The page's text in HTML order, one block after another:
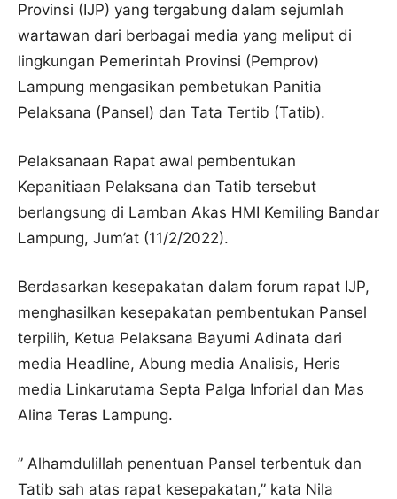
Provinsi (IJP) yang tergabung dalam sejumlah
wartawan dari berbagai media yang meliput di
lingkungan Pemerintah Provinsi (Pemprov)
Lampung mengasikan pembetukan Panitia
Pelaksana (Pansel) dan Tata Tertib (Tatib).
Pelaksanaan Rapat awal pembentukan
Kepanitiaan Pelaksana dan Tatib tersebut
berlangsung di Lamban Akas HMI Kemiling Bandar
Lampung, Jum’at (11/2/2022).
Berdasarkan kesepakatan dalam forum rapat IJP,
menghasilkan kesepakatan pembentukan Pansel
terpilih, Ketua Pelaksana Bayumi Adinata dari
media Headline, Abung media Analisis, Heris
media Linkarutama Septa Palga Inforial dan Mas
Alina Teras Lampung.
” Alhamdulillah penentuan Pansel terbentuk dan
Tatib sah atas rapat kesepakatan,” kata Nila